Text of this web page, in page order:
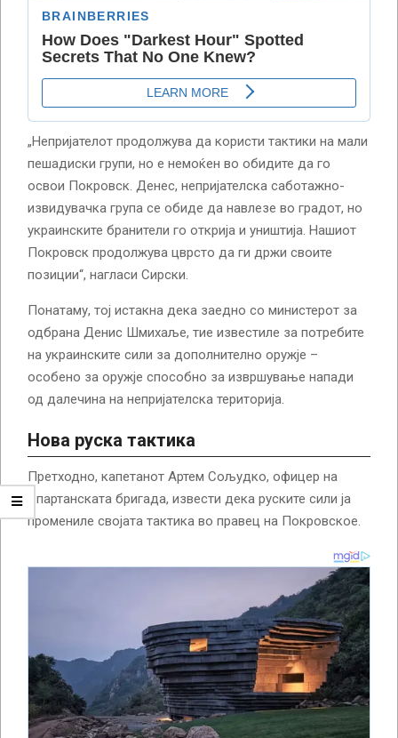
„Непријателот продолжува да користи тактики на мали
пешадиски групи, но е немоќен во обидите да го
освои Покровск. Денес, непријателска саботажно-
извидувачка група се обиде да навлезе во градот, но
украинските бранители го открија и уништија. Нашиот
Покровск продолжува цврсто да ги држи своите
позиции“, нагласи Сирски.
Понатаму, тој истакна дека заедно со министерот за
одбрана Денис Шмихаље, тие известиле за потребите
на украинските сили за дополнително оружје –
особено за оружје способно за извршување напади
од далечина на непријателска територија.
Нова руска тактика
Претходно, капетанот Артем Сољудко, офицер на
Спартанската бригада, извести дека руските сили ја
промениле својата тактика во правец на Покровское.